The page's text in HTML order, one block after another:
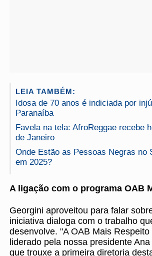
LEIA TAMBÉM:
Idosa de 70 anos é indiciada por
Paranaíba
Favela na tela: AfroReggae recebe
de Janeiro
Onde Estão as Pessoas Negras no
em 2025?
A ligação com o programa OAB
Georgini aproveitou para falar
iniciativa dialoga com o trabalho
desenvolve. "A OAB Mais
liderado pela nossa presidente
que trouxe a primeira diretoria